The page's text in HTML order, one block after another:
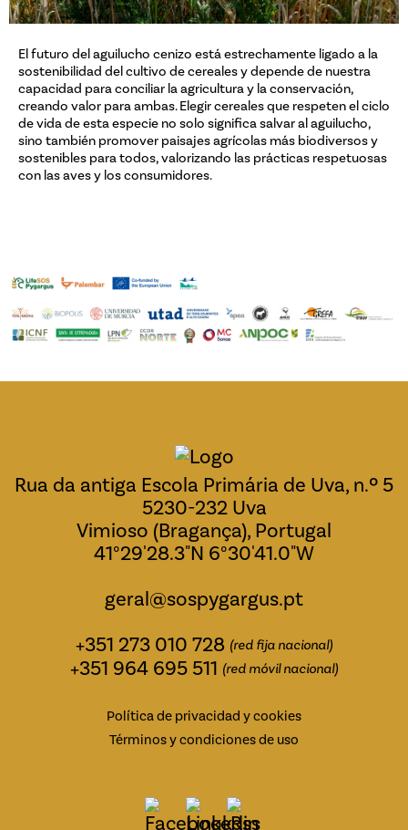
El futuro del aguilucho cenizo está estrechamente ligado a la
sostenibilidad del cultivo de cereales y depende de nuestra
capacidad para conciliar la agricultura y la conservación,
creando valor para ambas. Elegir cereales que respeten el ciclo
de vida de esta especie no solo significa salvar al aguilucho,
sino también promover paisajes agrícolas más biodiversos y
sostenibles para todos, valorizando las prácticas respetuosas
con las aves y los consumidores.
Rua da antiga Escola Primária de Uva, n.º 5
5230-232 Uva
Vimioso (Bragança), Portugal
41°29'28.3"N 6°30'41.0"W
geral@sospygargus.pt
+351 273 010 728 (red fija nacional)
+351 964 695 511 (red móvil nacional)
Política de privacidad y cookies
Términos y condiciones de uso